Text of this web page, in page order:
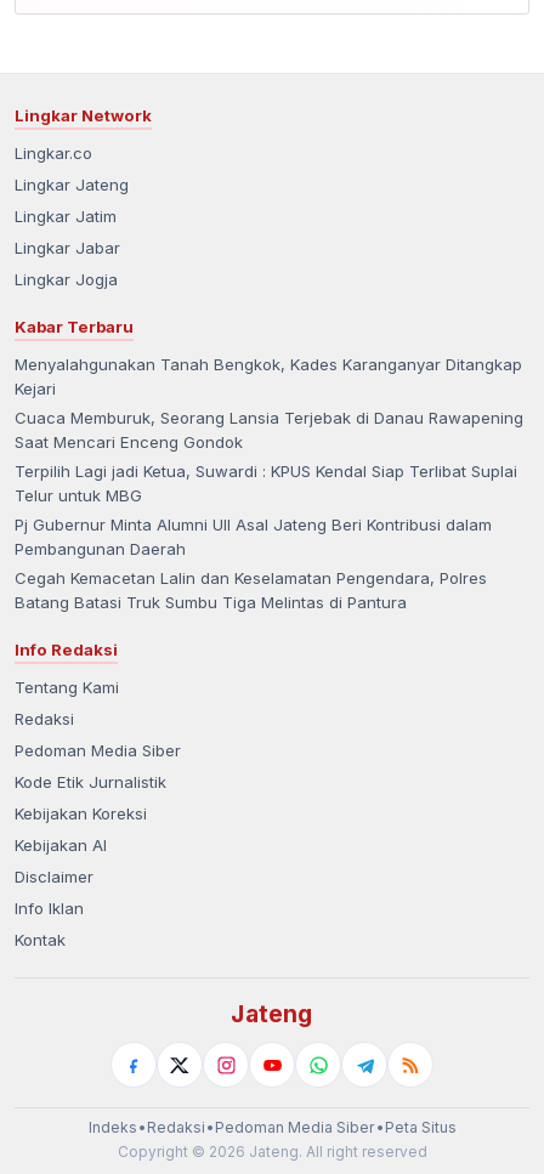
Lingkar Network
Lingkar.co
Lingkar Jateng
Lingkar Jatim
Lingkar Jabar
Lingkar Jogja
Kabar Terbaru
Menyalahgunakan Tanah Bengkok, Kades Karanganyar Ditangkap
Kejari
Cuaca Memburuk, Seorang Lansia Terjebak di Danau Rawapening
Saat Mencari Enceng Gondok
Terpilih Lagi jadi Ketua, Suwardi : KPUS Kendal Siap Terlibat Suplai
Telur untuk MBG
Pj Gubernur Minta Alumni UII Asal Jateng Beri Kontribusi dalam
Pembangunan Daerah
Cegah Kemacetan Lalin dan Keselamatan Pengendara, Polres
Batang Batasi Truk Sumbu Tiga Melintas di Pantura
Info Redaksi
Tentang Kami
Redaksi
Pedoman Media Siber
Kode Etik Jurnalistik
Kebijakan Koreksi
Kebijakan AI
Disclaimer
Info Iklan
Kontak
Jateng
Indeks • Redaksi • Pedoman Media Siber• Peta Situs
Copyright © 2026 Jateng. All right reserved